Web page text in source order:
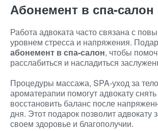
Абонемент в спа-салон
Работа адвоката часто связана с
уровнем стресса и напряжения.
абонемент в спа-салон, чтобы
расслабиться и насладиться
Процедуры массажа, SPA-уход за
ароматерапии помогут адвокату снять
восстановить баланс после
дня. Этот подарок позволит адвокату
своем здоровье и благополучии.